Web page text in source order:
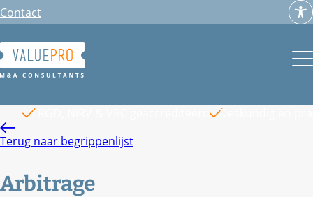
Ga
naar
de
inhoud
Contact
LRGD, NiRV & VRC geaccrediteerd
Deskundig en
Terug naar begrippenlijst
Arbitrage